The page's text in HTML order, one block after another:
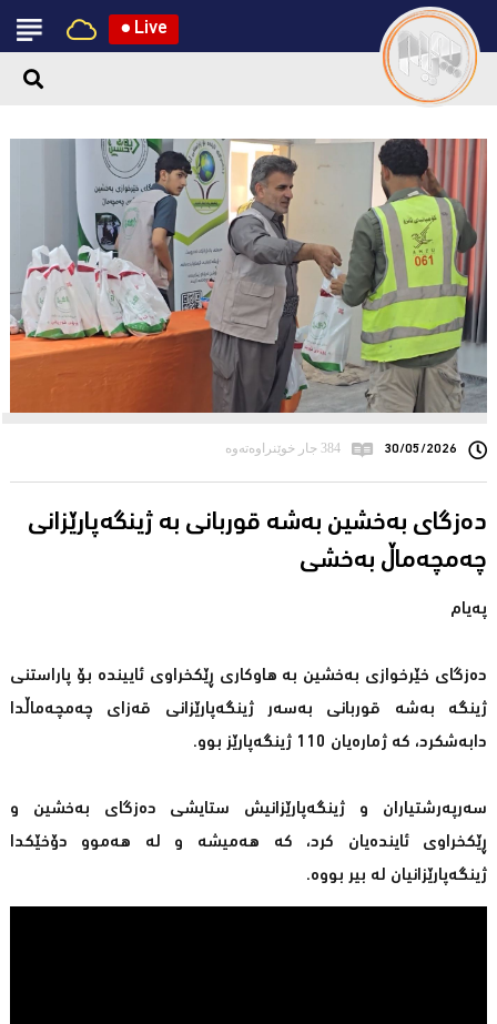
● Live
30/05/2026 384 جار خوێنراوەتەوە
دەزگای بەخشین بەشە قوربانی بە ژینگەپارێزانی
چەمچەماڵ بەخشی
پەیام
دەزگای خێرخوازی بەخشین بە هاوكاری ڕێكخراوی ئاییندە بۆ پاراستنی
ژینگە بەشە قوربانی بەسەر ژینگەپارێزانی قەزای چەمچەماڵدا
دابەشكرد، كە ژمارەیان 110 ژینگەپارێز بوو.
سەرپەرشتیاران و ژینگەپارێزانیش ستایشی دەزگای بەخشین و
ڕێكخراوی ئایندەیان كرد، كە هەمیشە و لە هەموو دۆخێكدا
ژینگەپارێزانیان لە بیر بووە.